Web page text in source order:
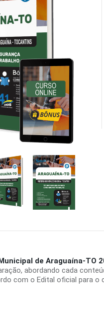
de Araguaína-TO
abordando cada
com o Edital oficial para o